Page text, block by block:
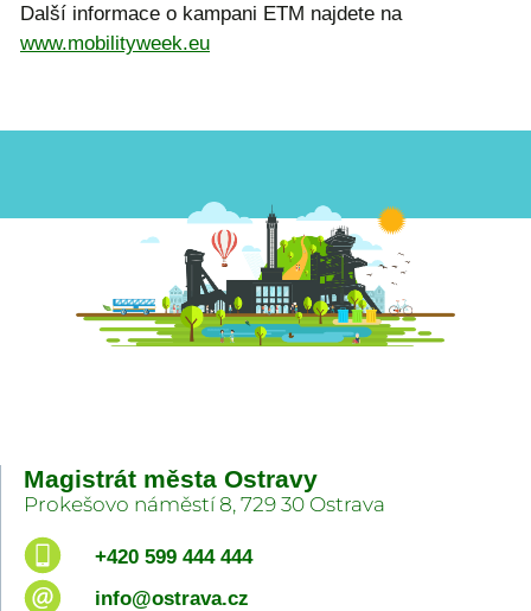
Další informace o kampani ETM najdete na
www.mobilityweek.eu
Magistrát města Ostravy
Prokešovo náměstí 8, 729 30 Ostrava
+420 599 444 444
info@ostrava.cz